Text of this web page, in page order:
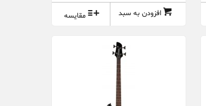
افزودن به سبد مقایسه